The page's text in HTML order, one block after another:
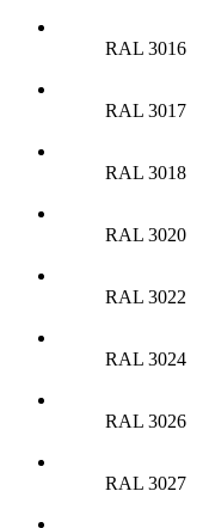
RAL 3016
RAL 3017
RAL 3018
RAL 3020
RAL 3022
RAL 3024
RAL 3026
RAL 3027